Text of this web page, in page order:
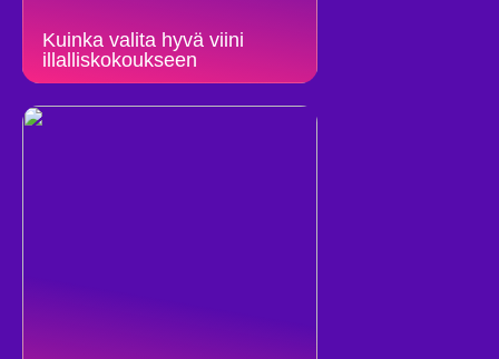
Kuinka valita hyvä viini
illalliskokoukseen